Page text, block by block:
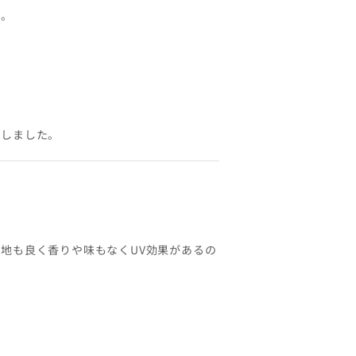
ました。
も良く香りや味もなくUV効果があるの